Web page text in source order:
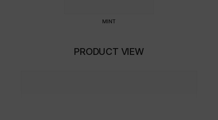
MINT
PRODUCT VIEW